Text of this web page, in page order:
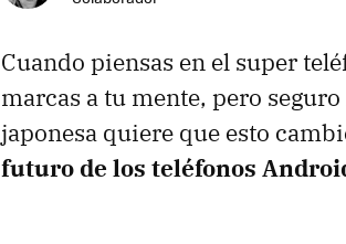
Cuando piensas en el super
marcas a tu mente, pero seguro
japonesa quiere que esto
futuro de los teléfonos